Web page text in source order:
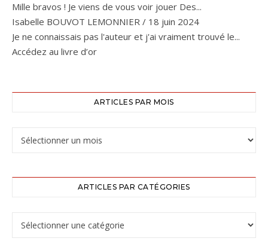
Mille bravos ! Je viens de vous voir jouer Des...
Isabelle BOUVOT LEMONNIER / 18 juin 2024
Je ne connaissais pas l'auteur et j'ai vraiment trouvé le...
Accédez au livre d’or
ARTICLES PAR MOIS
ARTICLES PAR CATÉGORIES